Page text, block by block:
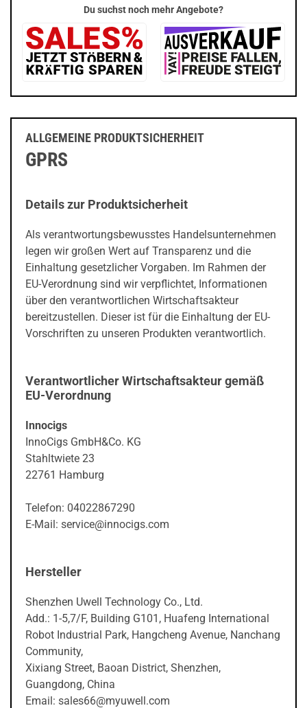
prev
Du suchst noch mehr Angebote?
ALLGEMEINE PRODUKTSICHERHEIT
GPRS
Details zur Produktsicherheit
Als verantwortungsbewusstes Handelsunternehmen
legen wir großen Wert auf Transparenz und die
Einhaltung gesetzlicher Vorgaben. Im Rahmen der
EU-Verordnung sind wir verpflichtet, Informationen
über den verantwortlichen Wirtschaftsakteur
bereitzustellen. Dieser ist für die Einhaltung der EU-
Vorschriften zu unseren Produkten verantwortlich.
Verantwortlicher Wirtschaftsakteur gemäß
EU-Verordnung
Innocigs
InnoCigs GmbH&Co. KG
Stahltwiete 23
22761 Hamburg
Telefon: 04022867290
E-Mail: service@innocigs.com
Hersteller
Shenzhen Uwell Technology Co., Ltd.
Add.: 1-5,7/F, Building G101, Huafeng International
Robot Industrial Park, Hangcheng Avenue, Nanchang
Community,
Xixiang Street, Baoan District, Shenzhen,
Guangdong, China
Email: sales66@myuwell.com